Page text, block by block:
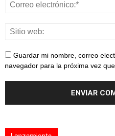
Guardar mi nombre, correo
navegador para la próxima vez